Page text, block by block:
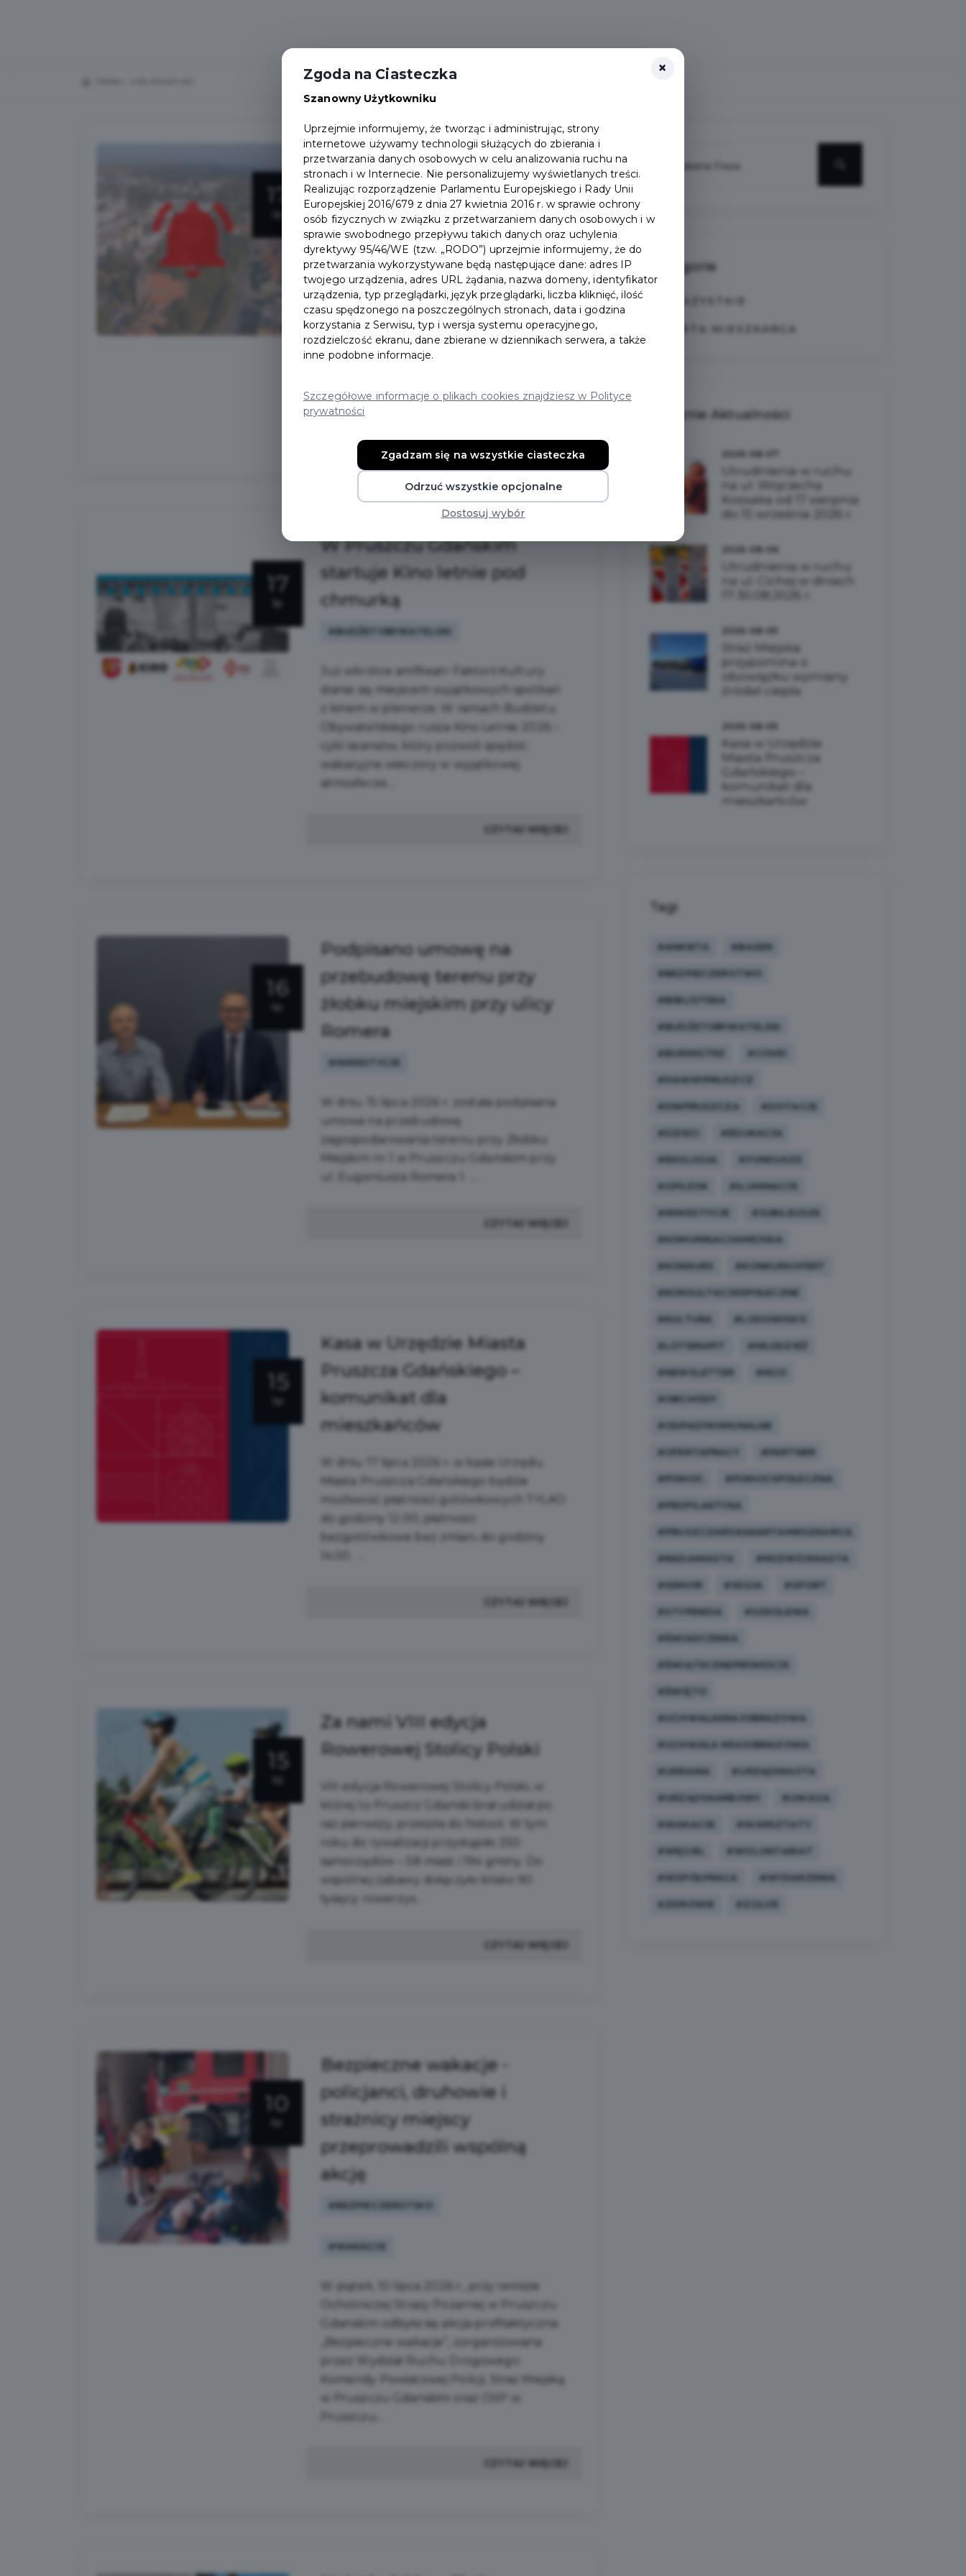
Komunikat o ćwiczeniach
systemu alarmowania z
wykorzystaniem syren
Szanowni mieszkańcy, informujemy, że we
wtorek 21.07 2026 r. w godz. 07:00-19:00
na terenie kraju odbędą się ćwiczenia
systemu alarmowania z wykorzystaniem
syren. Prosimy o zachowanie spokoju.
Sygnały alarmowe emitowane w tym
czasie będą miały wyłącznie charakter
17
lip
W Pruszczu Gdańskim
startuje Kino letnie pod
chmurką
#BUDŻETOBYWATELSKI
Już wkrótce amfiteatr Faktorii Kultury
stanie się miejscem wyjątkowych spotkań
z kinem w plenerze. W ramach Budżetu
Obywatelskiego rusza Kino Letnie 2026 –
cykl seansów, który pozwoli spędzić
wakacyjne wieczory w wyjątkowej
atmosferze....
CZYTAJ WIĘCEJ
16
Podpisano umowę na
przebudowę terenu przy
żłobku miejskim przy ulicy
Romera
#INWESTYCJE
W dniu 15 lipca 2026 r. została podpisana
umowa na przebudowę
zagospodarowania terenu przy Żłobku
Miejskim nr 1 w Pruszczu Gdańskim przy
ul. Eugeniusza Romera 1. ...
CZYTAJ WIĘCEJ
15
Kasa w Urzędzie Miasta
Pruszcza Gdańskiego –
komunikat dla
mieszkańców
W dniu 17 lipca 2026 r. w kasie Urzędu
Miasta Pruszcza Gdańskiego będzie
możliwość płatności gotówkowych TYLKO
do godziny 12.00, płatności
bezgotówkowe bez zmian, do godziny
CZYTAJ WIĘCEJ
15
Za nami VIII edycja
Rowerowej Stolicy Polski
VIII edycja Rowerowej Stolicy Polski, w
której to Pruszcz Gdański brał udział po
raz pierwszy, przeszła do historii. W tym
roku do rywalizacji przystąpiło 250
samorządów – 58 miast i 194 gminy. Do
wspólnej zabawy dołączyło blisko 90
tysięcy rowerzys...
CZYTAJ WIĘCEJ
10
Bezpieczne wakacje -
policjanci, druhowie i
strażnicy miejscy
przeprowadzili wspólną
akcję
#BEZPIECZEŃSTWO
#WAKACJE
W piątek, 10 lipca 2026 r., przy remizie
Ochotniczej Straży Pożarnej w Pruszczu
Gdańskim odbyła się akcja profilaktyczna
„Bezpieczne wakacje”, zorganizowana
przez Wydział Ruchu Drogowego
Komendy Powiatowej Policji, Straż Miejską
w Pruszczu Gdańskim oraz OSP w
CZYTAJ WIĘCEJ
Kategorie
WSZYSTKIE
KARTA MIESZKAŃCA
Ostatnie Aktualności
Utrudnienia w ruchu
na ul. Wojciecha
Kossaka od 17 sierpnia
do 15 września 2026 r.
Utrudnienia w ruchu
na ul. Cichej w dniach
Straż Miejska
przypomina o
obowiązku wymiany
źródeł ciepła
Kasa w Urzędzie
Miasta Pruszcza
Gdańskiego –
komunikat dla
mieszkańców
Tagi
#ANKIETA #BASEN
#BEZPIECZEŃSTWO
#BIBLIOTEKA
#BUDŻETOBYWATELSKI
#BURMISTRZ #COVID
#DAWNYPRUSZCZ
#DNIPRUSZCZA #DOTACJE
#DZIECI #EDUKACJA
#EKOLOGIA #FUNDUSZE
#GPSZOK #ILUMINACJE
#INWESTYCJE #JUBILEUSZE
#KOMUNIKACJAMIEJSKA
#KONKURS #KONKURSOFERT
#KONSULTACJESPOŁECZNE
#KULTURA #LODOWISKO
#LOTERIAPIT #MŁODZIEŻ
#NEWSLETTER #NGO
#OBCHODY
#ODPADYKOMUNALNE
#OFERTAPRACY #PARTNER
#POMOC #POMOCSPOŁECZNA
#PROFILAKTYKA
#PRUSZCZAŃSKAKARTAMIESZKAŃCA
#RADAMIASTA #ROZWÓJMIASTA
#SENIOR #SESJA #SPORT
#STYPENDIA #SZKOLENIA
#ŚWIADCZENIA
#ŚWIĄTECZNEPROMOCJE
#ŚWIĘTO
#UCHWAŁAKRAJOBRAZOWA
#UCHWAŁA KRAJOBRAZOWA
#UKRAINA #URZĄDMIASTA
#URZĄDSKARBOWY #UWAGA
#WAKACJE #WARSZTATY
#WĘGIEL #WOLONTARIAT
#WSPÓŁPRACA #WYDARZENIA
#ZDROWIE #ZGŁOŚ
×
Zgoda na Ciasteczka
Szanowny Użytkowniku
Uprzejmie informujemy, że tworząc i administrując, strony
internetowe używamy technologii służących do zbierania i
przetwarzania danych osobowych w celu analizowania ruchu na
stronach i w Internecie. Nie personalizujemy wyświetlanych treści.
Realizując rozporządzenie Parlamentu Europejskiego i Rady Unii
Europejskiej 2016/679 z dnia 27 kwietnia 2016 r. w sprawie ochrony
osób fizycznych w związku z przetwarzaniem danych osobowych i w
sprawie swobodnego przepływu takich danych oraz uchylenia
dyrektywy 95/46/WE (tzw. „RODO”) uprzejmie informujemy, że do
przetwarzania wykorzystywane będą następujące dane: adres IP
twojego urządzenia, adres URL żądania, nazwa domeny, identyfikator
urządzenia, typ przeglądarki, język przeglądarki, liczba kliknięć, ilość
czasu spędzonego na poszczególnych stronach, data i godzina
korzystania z Serwisu, typ i wersja systemu operacyjnego,
rozdzielczość ekranu, dane zbierane w dziennikach serwera, a także
inne podobne informacje.
Szczegółowe informacje o plikach cookies znajdziesz w Polityce
prywatności
Zgadzam się na wszystkie ciasteczka
Odrzuć wszystkie opcjonalne
Dostosuj wybór